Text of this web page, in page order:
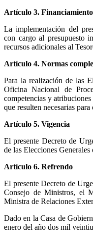
Artículo 3. Financiamiento
La implementación del
con cargo al presupuesto
recursos adicionales al
Artículo 4. Normas
Para la realización de las
Oficina Nacional de
competencias y
que resulten necesarias
Artículo 5. Vigencia
El presente Decreto de
de las Elecciones Generales
Artículo 6. Refrendo
El presente Decreto de
Consejo de Ministros, el
Ministra de Relaciones
Dado en la Casa de
enero del año dos mil